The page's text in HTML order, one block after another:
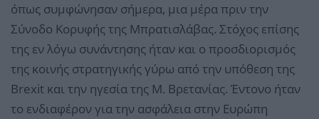
όπως συμφώνησαν σήμερα, μια μέρα πριν την
Σύνοδο Κορυφής της Μπρατισλάβας. Στόχος επίσης
της εν λόγω συνάντησης ήταν και ο προσδιορισμός
της κοινής στρατηγικής γύρω από την υπόθεση της
Brexit και την ηγεσία της Μ. Βρετανίας. Έντονο ήταν
το ενδιαφέρον για την ασφάλεια στην Ευρώπη